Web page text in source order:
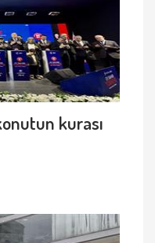
kurası